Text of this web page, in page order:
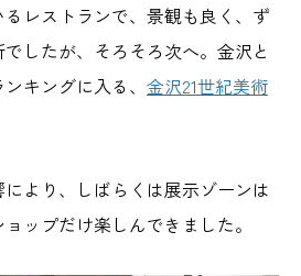
レストランで、景観も良く、ず
したが、そろそろ次へ。金沢と
キングに入る、 金沢21世紀美術
より、しばらくは展示ゾーンは
ップだけ楽しんできました。